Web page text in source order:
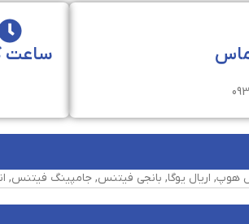
ساعت
اریال یوگا, بانجی فیتنس, جامپینگ فیتنس,